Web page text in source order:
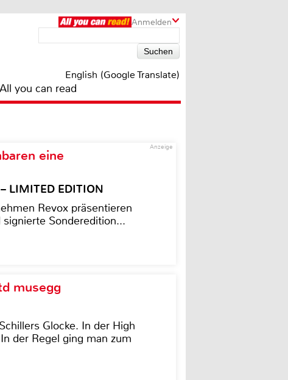
Anmelden
English (Google Translate)
All you can read
Anzeige
eine
LIMITED EDITION
Revox präsentieren
Sonderedition...
musegg
Glocke. In der High
der Regel ging man zum